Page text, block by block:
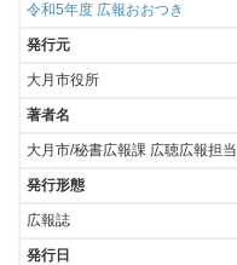
令和5年度 広報おおつき
発行元
大月市役所
著者名
大月市/秘書広報課 広聴広報担当
発行形態
広報誌
発行日